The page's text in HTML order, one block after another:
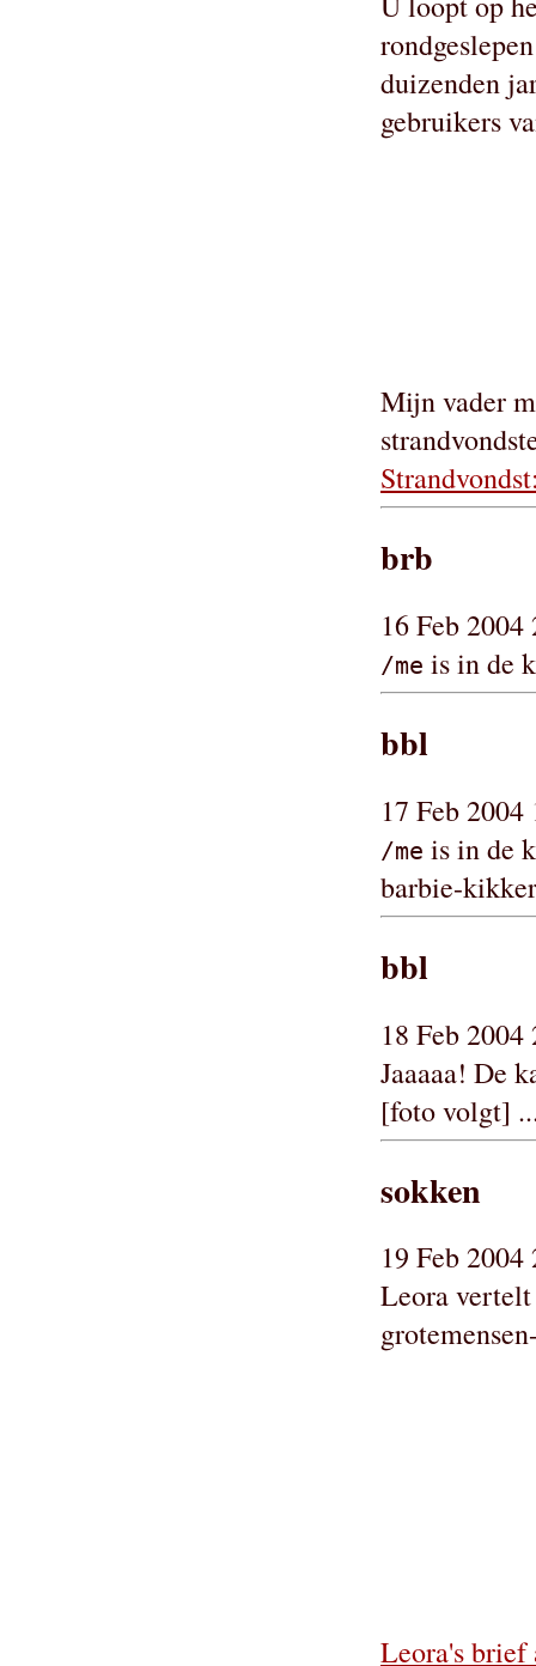
duizenden
gebruikers
Mijn vader
brb
16 Feb 2004
/me is in de
bbl
17 Feb 2004
/me is in de
barbie-
bbl
18 Feb 2004
Jaaaaa! De
[foto volgt]
sokken
19 Feb 2004
Leora vertelt
Leora's brief